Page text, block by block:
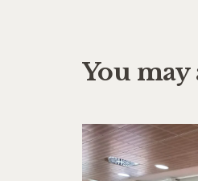
You may